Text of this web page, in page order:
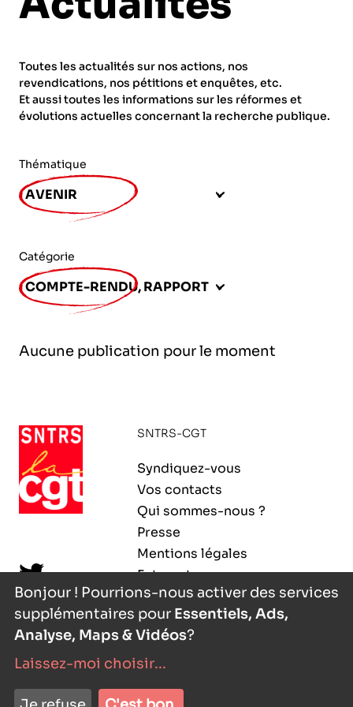
Fonction publique
Actions spécifiques
ORGANISMES
CNRS – Centre national de la recherche
scientifique
INRIA - Institut national de recherche en
INSERM – Institut national de la santé et de la
recherche médicale
développement
INED – Institut national d’études
démographiques
l’exploitation de la mer
AGENDA
PUBLICATIONS
ADHÉRER
Toutes les actualités sur nos actions, nos
revendications, nos pétitions et enquêtes, etc.
Et aussi toutes les informations sur les réformes et
évolutions actuelles concernant la recherche publique.
Thématique
AVENIR
Catégorie
COMPTE-RENDU, RAPPORT
Aucune publication pour le moment
SNTRS-CGT
Syndiquez-vous
Vos contacts
Qui sommes-nous ?
Presse
Mentions légales
Extranet
- agence digitale
Bonjour ! Pourrions-nous activer des services
supplémentaires pour Essentiels, Ads,
Analyse, Maps & Vidéos?
Laissez-moi choisir...